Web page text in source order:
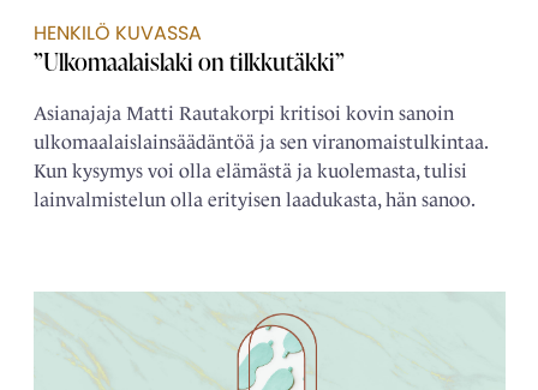
HENKILÖ KUVASSA
”Ulkomaalaislaki on tilkkutäkki”
Asianajaja Matti Rautakorpi kritisoi kovin sanoin
ulkomaalais­­lainsäädäntöä ja sen viranomais­tulkintaa.
Kun kysymys voi olla elämästä ja kuolemasta, tulisi
lain­­valmistelun olla erityisen laadukasta, hän sanoo.